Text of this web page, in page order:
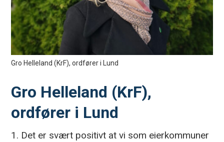
Gro Helleland (KrF), ordfører i Lund
Gro Helleland (KrF),
ordfører i Lund
1. Det er svært positivt at vi som eierkommuner